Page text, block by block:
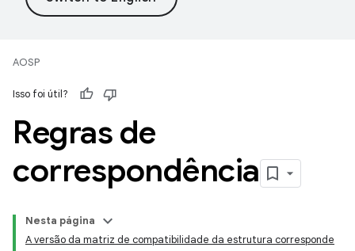
AOSP
Isso foi útil?
Regras de
correspondência
Nesta página
A versão da matriz de compatibilidade da estrutura corresponde